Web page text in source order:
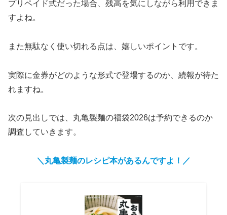
プリペイド式だった場合、残高を気にしながら利用できま
すよね。
また無駄なく使い切れる点は、嬉しいポイントです。
実際に金券がどのような形式で登場するのか、続報が待た
れますね。
次の見出しでは、丸亀製麺の福袋2026は予約できるのか
調査していきます。
＼丸亀製麺のレシピ本があるんですよ！／